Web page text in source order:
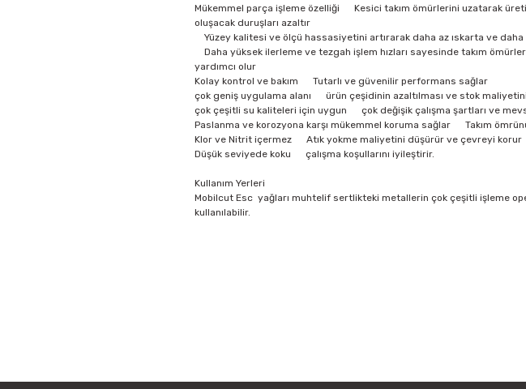
Mükemmel parça işleme özelliği Kesici takım ömürlerini uzatarak
oluşacak duruşları azaltır
Yüzey kalitesi ve ölçü hassasiyetini artırarak daha az ıskarta ve
Daha yüksek ilerleme ve tezgah işlem hızları sayesinde takım
yardımcı olur
Kolay kontrol ve bakım Tutarlı ve güvenilir performans sağlar
çok geniş uygulama alanı ürün çeşidinin azaltılması ve stok
çok çeşitli su kaliteleri için uygun çok değişik çalışma şartları ve
Paslanma ve korozyona karşı mükemmel koruma sağlar Takım
Klor ve Nitrit içermez Atık yokme maliyetini düşürür ve çevreyi korur
Düşük seviyede koku çalışma koşullarını iyileştirir.
Kullanım Yerleri
Mobilcut Esc yağları muhtelif sertlikteki metallerin çok çeşitli işleme
kullanılabilir.